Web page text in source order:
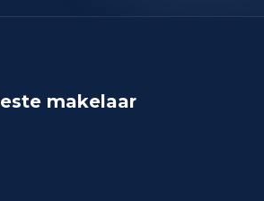
makelaar